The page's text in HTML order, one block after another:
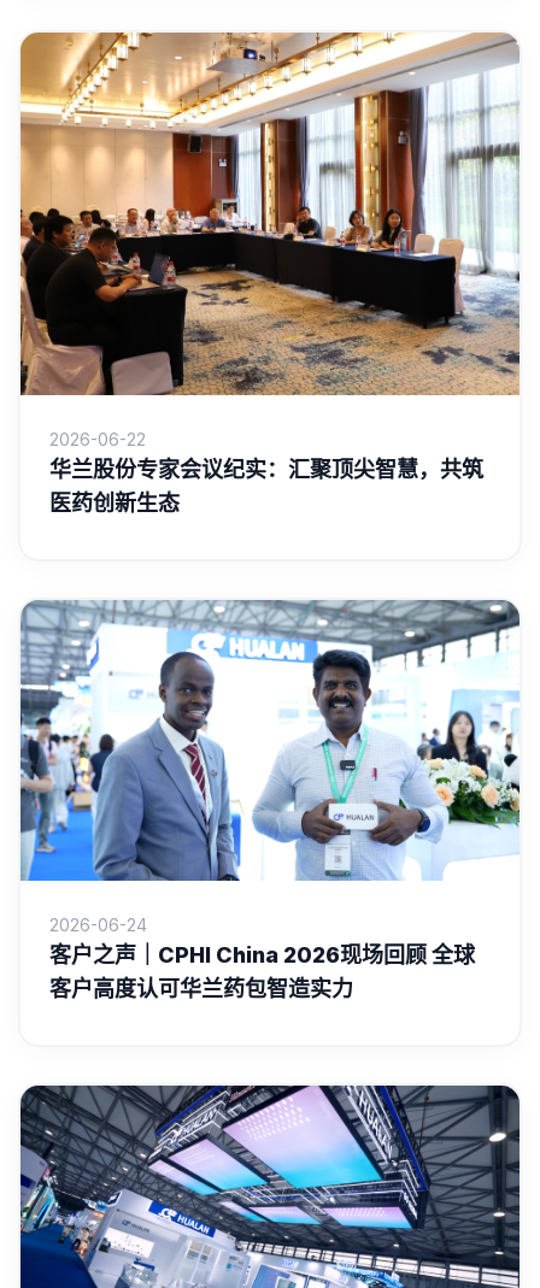
2026-06-22
华兰股份专家会议纪实：汇聚顶尖智慧，共筑
医药创新生态
2026-06-24
客户之声｜CPHI China 2026现场回顾 全球
客户高度认可华兰药包智造实力